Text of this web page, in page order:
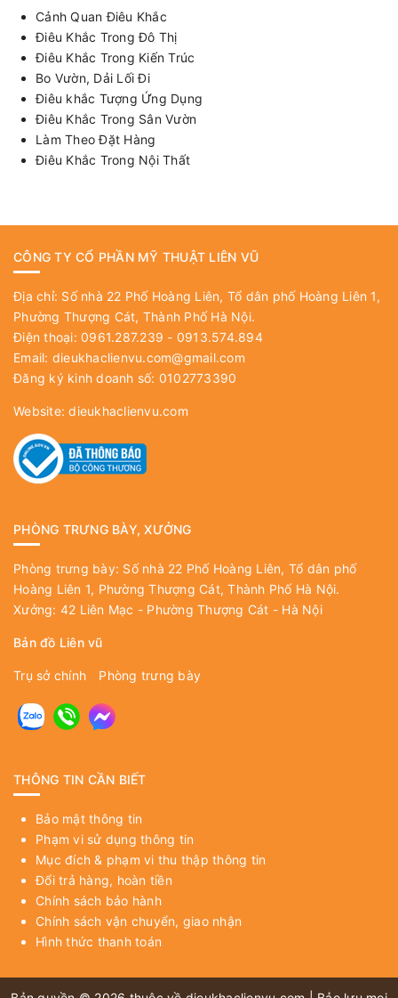
Cảnh Quan Điêu Khắc
Điêu Khắc Trong Đô Thị
Điêu Khắc Trong Kiến Trúc
Bo Vườn, Dải Lối Đi
Điêu khắc Tượng Ứng Dụng
Điêu Khắc Trong Sân Vườn
Làm Theo Đặt Hàng
Điêu Khắc Trong Nội Thất
CÔNG TY CỔ PHẦN MỸ THUẬT LIÊN VŨ
Địa chỉ: Số nhà 22 Phố Hoàng Liên, Tổ dân phố Hoàng Liên 1,
Phường Thượng Cát, Thành Phố Hà Nội.
Điện thoại: 0961.287.239 - 0913.574.894
Email: dieukhaclienvu.com@gmail.com
Đăng ký kinh doanh số: 0102773390
Website:dieukhaclienvu.com
PHÒNG TRƯNG BÀY, XƯỞNG
Phòng trưng bày: Số nhà 22 Phố Hoàng Liên, Tổ dân phố
Hoàng Liên 1, Phường Thượng Cát, Thành Phố Hà Nội.
Xưởng: 42 Liên Mạc - Phường Thượng Cát - Hà Nội
Bản đồ Liên vũ
Trụ sở chính Phòng trưng bày
THÔNG TIN CẦN BIẾT
Bảo mật thông tin
Phạm vi sử dụng thông tin
Mục đích & phạm vi thu thập thông tin
Đổi trả hàng, hoàn tiền
Chính sách bảo hành
Chính sách vận chuyển, giao nhận
Hình thức thanh toán